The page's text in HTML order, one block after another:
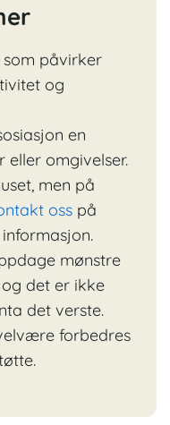
som påvirker
og
en
omgivelser.
men på
oss på
mønstre
det er ikke
det verste.
forbedres